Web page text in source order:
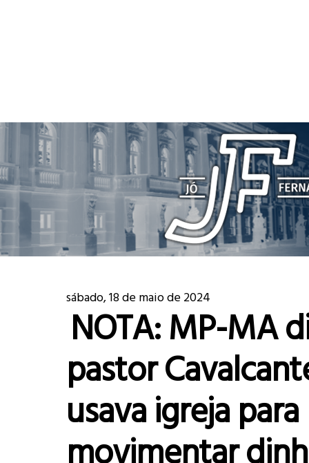
sábado, 18 de maio de 2024
NOTA: MP-MA
pastor
usava igreja para
movimentar